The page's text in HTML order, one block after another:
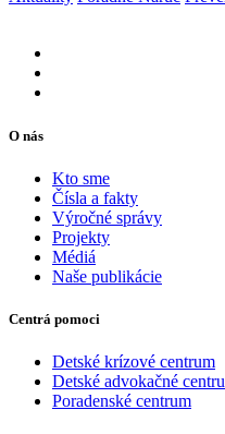
O nás
Kto sme
Čísla a fakty
Výročné správy
Projekty
Médiá
Naše publikácie
Centrá pomoci
Detské krízové centrum
Detské advokačné
Poradenské centrum